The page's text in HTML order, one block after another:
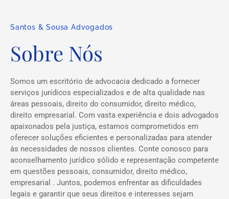
Santos & Sousa Advogados
Sobre Nós
Somos um escritório de advocacia dedicado a fornecer
serviços jurídicos especializados e de alta qualidade nas
áreas pessoais, direito do consumidor, direito médico,
direito empresarial. Com vasta experiência e dois advogados
apaixonados pela justiça, estamos comprometidos em
oferecer soluções eficientes e personalizadas para atender
às necessidades de nossos clientes. Conte conosco para
aconselhamento jurídico sólido e representação competente
em questões pessoais, consumidor, direito médico,
empresarial . Juntos, podemos enfrentar as dificuldades
legais e garantir que seus direitos e interesses sejam